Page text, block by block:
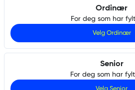
Ordinær
For deg som har
Velg Ordinær
Senior
For deg som har
Velg Senior